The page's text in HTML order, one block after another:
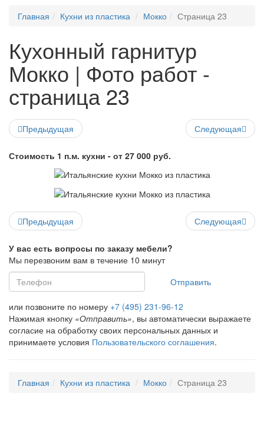
Главная
Кухни из пластика Мокко Страница 23
Кухонный гарнитур
Мокко | Фото работ -
страница 23
Предыдущая Следующая
Стоимость 1 п.м. кухни - от 27 000 руб.
Предыдущая Следующая
У вас есть вопросы по заказу мебели?
Мы перезвоним вам в течение 10 минут
Отправить
или позвоните по номеру +7 (495) 231-96-12
Нажимая кнопку «Отправить», вы автоматически выражаете
согласие на обработку своих персональных данных и
принимаете условия Пользовательского соглашения.
Главная Кухни из пластика Мокко Страница 23